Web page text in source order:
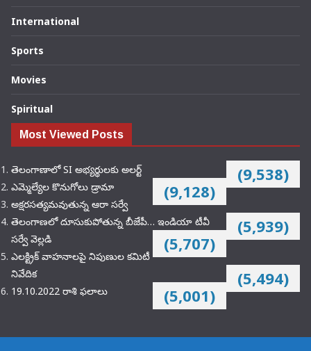
International
Sports
Movies
Spiritual
Most Viewed Posts
తెలంగాణాలో SI అభ్యర్థులకు అలర్ట్ (9,538)
ఎమ్మెల్యేల కొనుగోలు డ్రామా (9,128)
అక్షరసత్యమవుతున్న ఆరా సర్వే
(5,939)
తెలంగాణలో దూసుకుపోతున్న బీజేపీ… ఇండియా టీవీ
సర్వే వెల్లడి
(5,707)
ఎలక్ట్రిక్‌ వాహనాలపై నిపుణుల కమిటీ
నివేదిక
(5,494)
19.10.2022 రాశి ఫలాలు (5,001)